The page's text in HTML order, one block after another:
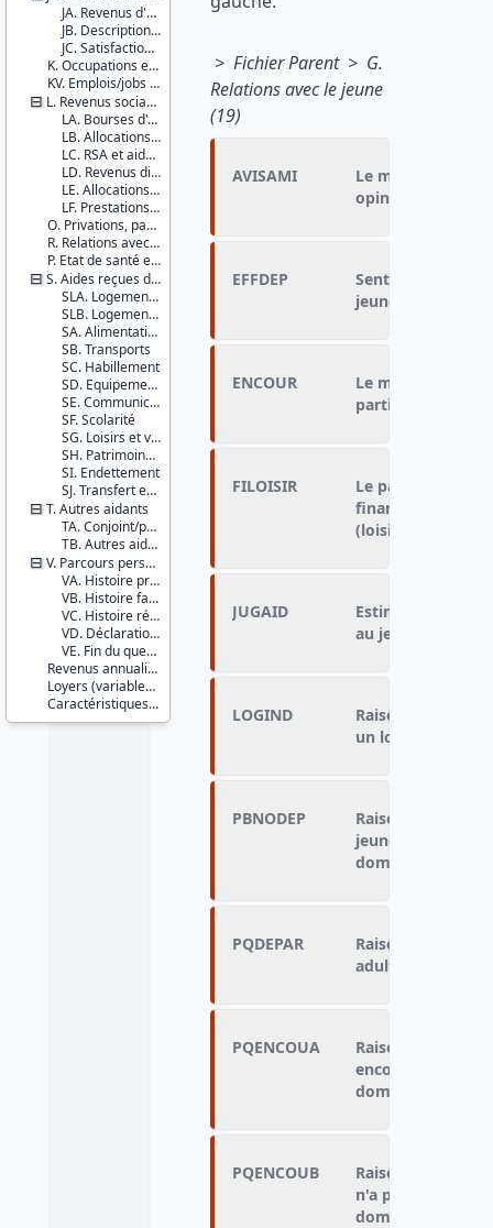
JA. Revenus d'activités de la semaine précédente
JB. Description de l'activité au cours de la semaine précédente
JC. Satisfaction vis-à-vis de la situation professionnelle actuelle
K. Occupations en 2014 et revenus d'activités
KV. Emplois/jobs de vacances
L. Revenus sociaux en 2014
LA. Bourses d'études
LB. Allocations chômage
LC. RSA et aides sociales
LD. Revenus divers
LE. Allocations logement
LF. Prestations familiales
O. Privations, pauvreté subjective et indicateur de bonheur
R. Relations avec les parents
P. Etat de santé et recours aux soins des jeunes adultes
S. Aides reçues des parents
SLA. Logement 1
SLB. Logement 2
SA. Alimentation
SB. Transports
SC. Habillement
SD. Equipements
SE. Communications
SF. Scolarité
SG. Loisirs et voyages à l'étranger
SH. Patrimoine (hors logement)
SI. Endettement
SJ. Transfert enfant vers parents
T. Autres aidants
TA. Conjoint/partenaire
TB. Autres aidants
V. Parcours personnel et professionnel
VA. Histoire professionnelle
VB. Histoire familiale
VC. Histoire résidentielle
VD. Déclaration d'impôt
VE. Fin du questionnaire
Revenus annualisés (variables calculées)
Loyers (variables imputées)
Caractéristiques d'enquête
> Fichier Parent > G.
Relations avec le jeune
(19)
AVISAMI
Le ménage
opinions sur les
EFFDEP
Sentiment sur le
jeune adulte du
ENCOUR
Le ménage a
partir du
FILOISIR
Le parent
financer ses
(loisirs, sorties,
JUGAID
Estimation de
au jeune adulte
LOGIND
Raison pour
un logement
PBNODEP
Raison pour
jeune adulte
domicile parental
PQDEPAR
Raison
adulte a pris un
PQENCOUA
Raison
encouragé le
domicile parental
PQENCOUB
Raison
n'a pas
domicile parental